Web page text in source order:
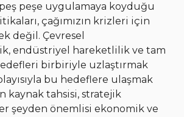
peşe uygulamaya koyduğu
çağımızın krizleri için
değil. Çevresel
endüstriyel hareketlilik ve tam
birbiriyle uzlaştırmak
bu hedeflere ulaşmak
kaynak tahsisi, stratejik
şeyden önemlisi ekonomik ve